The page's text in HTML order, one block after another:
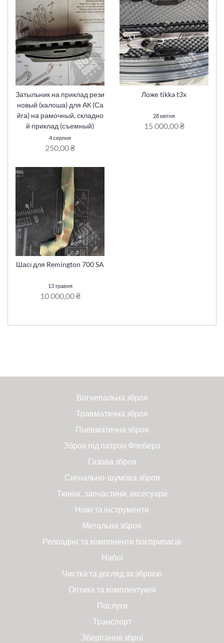
Затыльник на приклад рези
новый (калоша) для АК (Са
йга) на рамочный, складно
й приклад (съемный)
4 серпня
250,00 ₴
Ложе tikka t3x
28 квітня
15 000,00 ₴
Шасі для Remington 700 SA
13 травня
10 000,00 ₴
Вогнепальна зброя
Травматична зброя
Пневматична зброя
Зброя під патрон Флобера
Газова зброя
Сигнально-шумова зброя
Тюнінг, запчастини, аксесуари
Ножі та інструменти
Метальна зброя
Релоадінг та компоненти боєприпасів
Набої
Чистка та догляд за зброєю
Оптика та комплектуючі
Послуги
Транспорт
Зберігання зброї